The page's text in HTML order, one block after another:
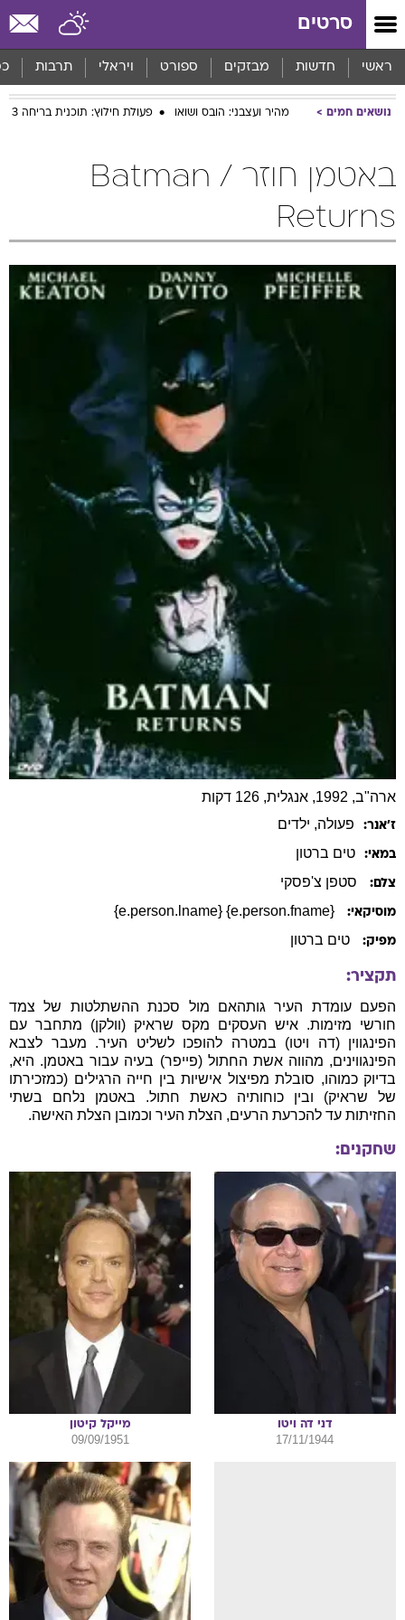
סרטים
ראשי חדשות מבזקים ספורט ויראלי תרבות
נושאים חמים מהיר ועצבני: הובס ושואו פעולת חילוץ: תוכנית בריחה 3
באטמן חוזר / Batman
Returns
ארה"ב, 1992, אנגלית, 126 דקות
ז׳אנר: פעולה, ילדים
במאי: טים ברטון
צלם: סטפן צ'פסקי
מוסיקאי: {e.person.fname} {e.person.lname}
מפיק: טים ברטון
תקציר:
הפעם עומדת העיר גותהאם מול סכנת ההשתלטות של צמד
חורשי מזימות. איש העסקים מקס שראיק (וולקן) מתחבר עם
הפינגווין (דה ויטו) במטרה להופכו לשליט העיר. מעבר לצבא
הפינגווינים, מהווה אשת החתול (פייפר) בעיה עבור באטמן. היא,
בדיוק כמוהו, סובלת מפיצול אישיות בין חייה הרגילים (כמזכירתו
של שראיק) ובין כוחותיה כאשת חתול. באטמן נלחם בשתי
החזיתות עד להכרעת הרעים, הצלת העיר וכמובן הצלת האישה.
שחקנים:
דני דה ויטו
17/11/1944
מייקל קיטון
09/09/1951